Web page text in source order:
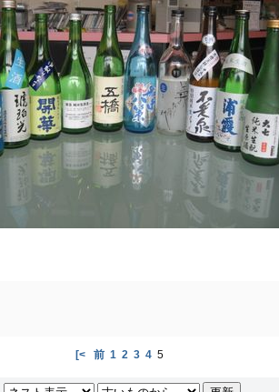
[< 前 1 2 3 45